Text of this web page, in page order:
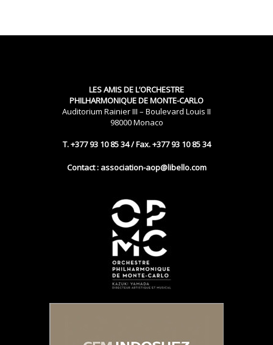
LES AMIS DE L’ORCHESTRE
PHILHARMONIQUE DE MONTE-CARLO
Auditorium Rainier III – Boulevard Louis II
98000 Monaco
T. +377 93 10 85 34 / Fax. +377 93 10 85 34
Contact : association-aop@libello.com